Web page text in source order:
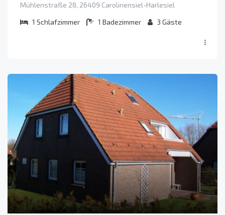
Mühlenstraße 28, 26409 Carolinensiel-Harlesiel
1 Schlafzimmer 1 Badezimmer 3 Gäste